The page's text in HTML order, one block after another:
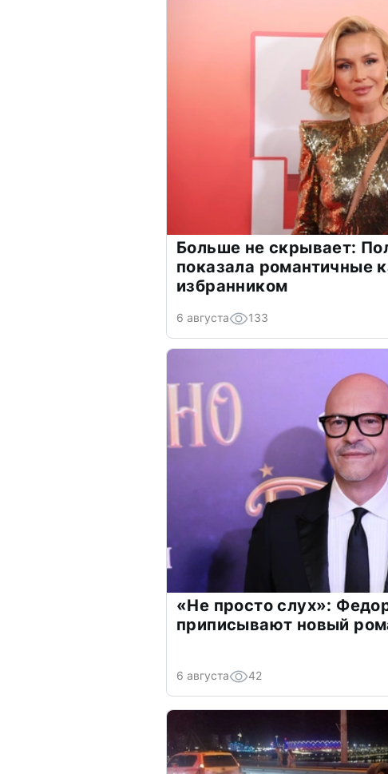
Больше не скрывает:
показала романтичные
избранником
6 августа 133
«Не просто слух»:
приписывают новый
6 августа 42